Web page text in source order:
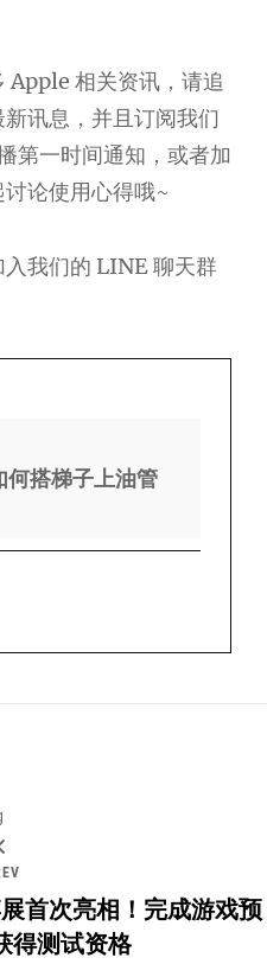
Apple 相关资讯，请追
讯息，并且订阅我们
第一时间通知，或者加
论使用心得哦~
我们的 LINE 聊天群
何搭梯子上油管
首次亮相！完成游戏预
得测试资格